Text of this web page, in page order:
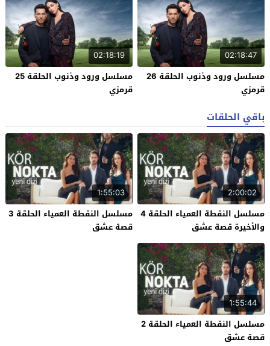
02:18:47
مسلسل ورود وذنوب الحلقة 26
قرمزي
02:18:19
مسلسل ورود وذنوب الحلقة 25
قرمزي
باقي الحلقات
2:00:02
مسلسل النقطة العمياء الحلقة 4
والأخيرة قصة عشق
1:55:03
مسلسل النقطة العمياء الحلقة 3
قصة عشق
1:55:44
مسلسل النقطة العمياء الحلقة 2
قصة عشق